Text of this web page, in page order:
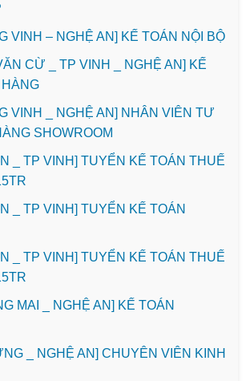
VINH – NGHỆ AN] KẾ TOÁN NỘI BỘ
CỪ _ TP VINH _ NGHỆ AN] KẾ
VINH _ NGHỆ AN] NHÂN VIÊN TƯ
SHOWROOM
_ TP VINH] TUYỂN KẾ TOÁN THUẾ
_ TP VINH] TUYỂN KẾ TOÁN
_ TP VINH] TUYỂN KẾ TOÁN THUẾ
MAI _ NGHỆ AN] KẾ TOÁN
_ NGHỆ AN] CHUYÊN VIÊN KINH